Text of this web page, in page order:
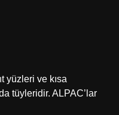
yüzleri ve kısa
tüyleridir. ALPAC’lar